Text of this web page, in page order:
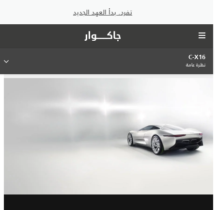
تفرد. بدأ العهد الجديد
C-X16
نظرة عامة